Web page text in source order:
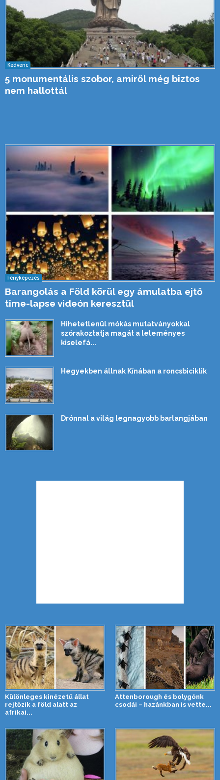
Kedvenc
5 monumentális szobor, amiről még biztos
nem hallottál
Fényképezés
Barangolás a Föld körül egy ámulatba ejtő
time-lapse videón keresztül
Hihetetlenül mókás mutatványokkal
szórakoztatja magát a leleményes
kiselefá...
Hegyekben állnak Kínában a roncsbiciklik
Drónnal a világ legnagyobb barlangjában
Különleges kinézetű állat
rejtőzik a föld alatt az
afrikai...
Attenborough és bolygónk
csodái – hazánkban is vette...